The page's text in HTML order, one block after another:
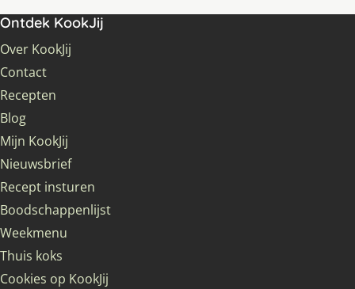
Ontdek KookJij
Over KookJij
Contact
Recepten
Blog
Mijn KookJij
Nieuwsbrief
Recept insturen
Boodschappenlijst
Weekmenu
Thuis koks
Cookies op KookJij